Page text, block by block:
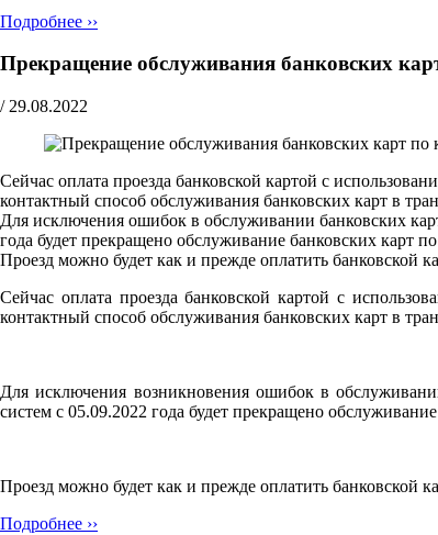
Подробнее ››
Прекращение обслуживания банковских
/ 29.08.2022
Сейчас оплата проезда банковской картой с
контактный способ обслуживания банковских карт в
Для исключения ошибок в обслуживании банковских
года будет прекращено обслуживание банковских карт
Проезд можно будет как и прежде оплатить банковской
Сейчас оплата проезда банковской картой с
контактный способ обслуживания банковских карт в
Для исключения возникновения ошибок в
систем с 05.09.2022 года будет прекращено
Проезд можно будет как и прежде оплатить банковской
Подробнее ››